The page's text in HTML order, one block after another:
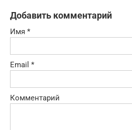
Добавить комментарий
Имя *
Email *
Комментарий